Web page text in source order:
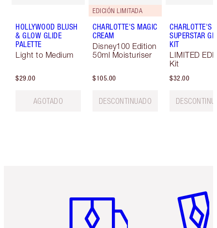
HOLLYWOOD BLUSH
& GLOW GLIDE
PALETTE
Light to Medium
$29.00
AGOTADO
EDICIÓN LIMITADA
CHARLOTTE'S MAGIC
CREAM
Disney100 Edition
50ml Moisturiser
$105.00
DESCONTINUADO
CHARLOTTE'S
SUPERSTAR
KIT
LIMITED
Kit
$32.00